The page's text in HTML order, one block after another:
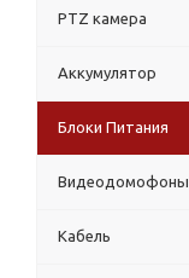
PTZ камера
Аккумулятор
Блоки Питания
Видеодомофоны
Кабель